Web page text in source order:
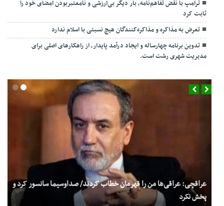
ترامپ با نقض تفاهم‌نامه، بار دیگر بی‌ارزشی و نامعتبربودن امضای خود را
ثابت کرد
تعرض به مذاکره و مذاکره‌کنندگان هیچ نسبتی با اسلام ندارد
تدوین برنامه چهارساله و ایجاد درآمد پایدار، از راهکارهای اصلی برای
مدیریت شهری رشت است.
عراقچی: عراقی‌ها من را قهرمان خطاب کردند/ صداوسیما سانسور کرد و
پخش نکرد